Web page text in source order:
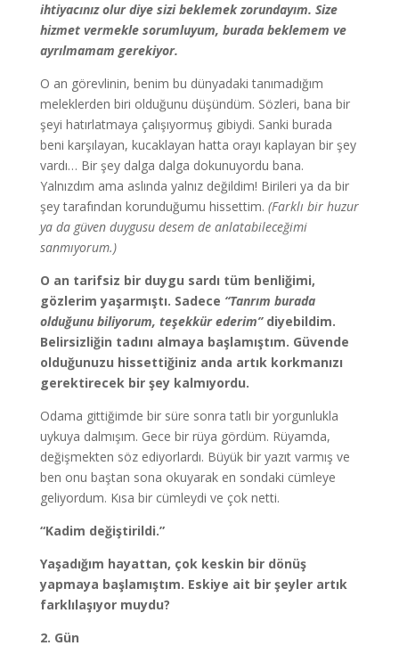
ihtiyacınız olur diye sizi beklemek zorundayım. Size
hizmet vermekle sorumluyum, burada beklemem ve
ayrılmamam gerekiyor.
O an görevlinin, benim bu dünyadaki tanımadığım
meleklerden biri olduğunu düşündüm. Sözleri, bana bir
şeyi hatırlatmaya çalışıyormuş gibiydi. Sanki burada
beni karşılayan, kucaklayan hatta orayı kaplayan bir şey
vardı… Bir şey dalga dalga dokunuyordu bana.
Yalnızdım ama aslında yalnız değildim! Birileri ya da bir
şey tarafından korunduğumu hissettim. (Farklı bir huzur
ya da güven duygusu desem de anlatabileceğimi
sanmıyorum.)
O an tarifsiz bir duygu sardı tüm benliğimi,
gözlerim yaşarmıştı. Sadece “Tanrım burada
olduğunu biliyorum, teşekkür ederim”diyebildim.
Belirsizliğin tadını almaya başlamıştım. Güvende
olduğunuzu hissettiğiniz anda artık korkmanızı
gerektirecek bir şey kalmıyordu.
Odama gittiğimde bir süre sonra tatlı bir yorgunlukla
uykuya dalmışım. Gece bir rüya gördüm. Rüyamda,
değişmekten söz ediyorlardı. Büyük bir yazıt varmış ve
ben onu baştan sona okuyarak en sondaki cümleye
geliyordum. Kısa bir cümleydi ve çok netti.
“Kadim değiştirildi.”
Yaşadığım hayattan, çok keskin bir dönüş
yapmaya başlamıştım. Eskiye ait bir şeyler artık
farklılaşıyor muydu?
2. Gün